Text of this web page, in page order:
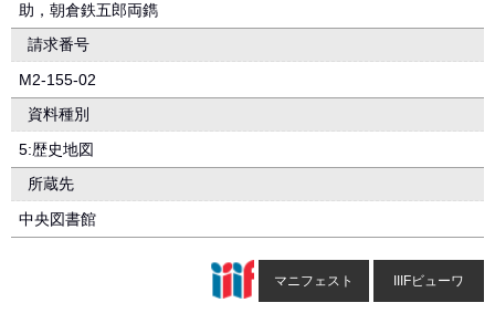
助，朝倉鉄五郎両鐫
請求番号
M2-155-02
資料種別
5:歴史地図
所蔵先
中央図書館
マニフェスト IIIFビューワ